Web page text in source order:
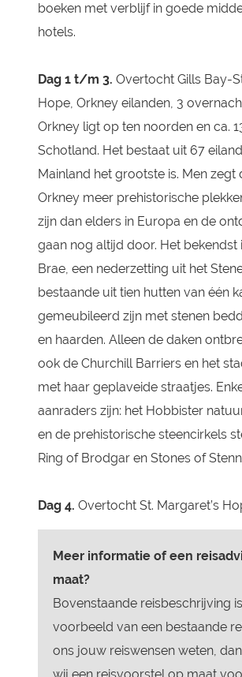
boeken met verblijf in goede
hotels.
Dag 1 t/m 3. Overtocht Gills Bay-
Hope, Orkney eilanden, 3
Orkney ligt op ten noorden en ca.
Schotland. Het bestaat uit 67
Mainland het grootste is. Men zegt
Orkney meer prehistorische
zijn dan elders in Europa en de
gaan nog altijd door. Het bekendst
Brae, een nederzetting uit het
bestaande uit tien hutten van één
gemeubileerd zijn met stenen
en haarden. Alleen de daken
ook de Churchill Barriers en het
met haar geplaveide straatjes.
aanraders zijn: het Hobbister
en de prehistorische steencirkels
Ring of Brodgar en Stones of
Dag 4. Overtocht St. Margaret’s
Meer informatie of een
maat?
Bovenstaande reisbeschrijving
voorbeeld van een bestaande
ons jouw reiswensen weten,